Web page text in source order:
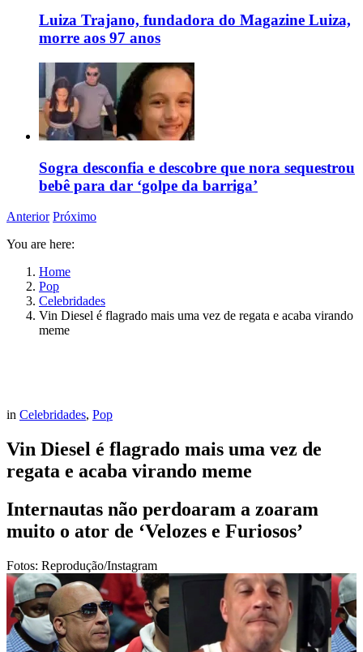
Luiza Trajano, fundadora do Magazine Luiza,
morre aos 97 anos
Sogra desconfia e descobre que nora sequestrou
bebê para dar ‘golpe da barriga’
Anterior Próximo
You are here:
Home
Pop
Celebridades
Vin Diesel é flagrado mais uma vez de regata e acaba virando
meme
in Celebridades, Pop
Vin Diesel é flagrado mais uma vez de
regata e acaba virando meme
Internautas não perdoaram a zoaram
muito o ator de ‘Velozes e Furiosos’
Fotos: Reprodução/Instagram